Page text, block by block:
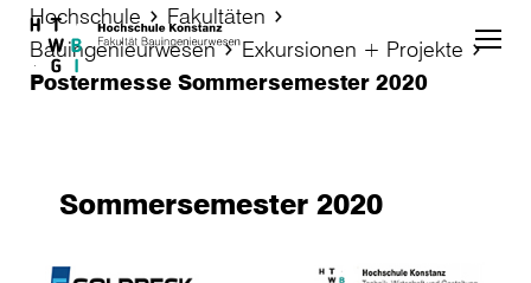
Skip to main content
Hochschule
Fakultäten
Bauingenieurwesen
Exkursionen + Projekte
Postermesse Sommersemester 2020
Sommersemester 2020